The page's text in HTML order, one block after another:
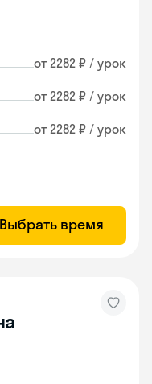
от 2282 ₽ / урок
от 2282 ₽ / урок
от 2282 ₽ / урок
Выбрать время